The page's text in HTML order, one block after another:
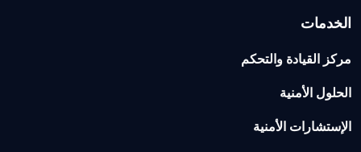
الخدمات
مركز القيادة والتحكم
الحلول الأمنية
الإستشارات الأمنية